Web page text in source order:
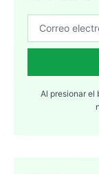
Al presionar el